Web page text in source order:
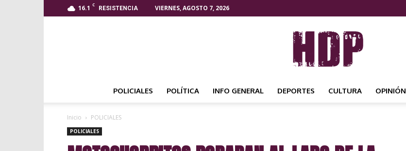
16.1 C
RESISTENCIA VIERNES, AGOSTO 7, 2026
POLICIALES POLÍTICA INFO GENERAL DEPORTES CULTURA OPINIÓN
Inicio POLICIALES
POLICIALES